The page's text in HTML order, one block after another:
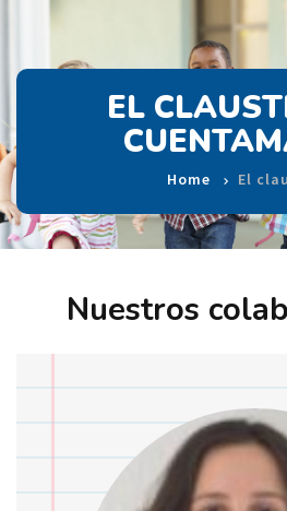
EL
Home El
Nuestros